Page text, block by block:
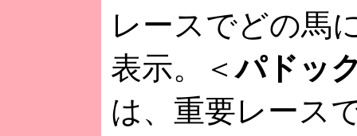
レースでどの馬
表示。＜パドッ
は、重要レース